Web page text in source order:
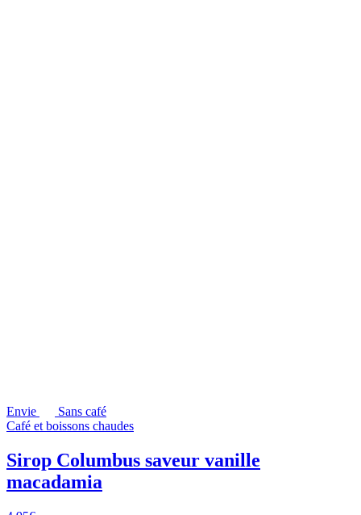
Envie
Sans café
Café et boissons chaudes
Sirop Columbus saveur vanille
macadamia